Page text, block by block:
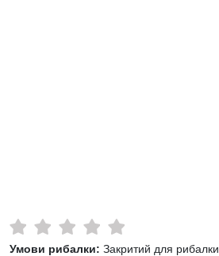
Умови рибалки: Закритий для рибалки